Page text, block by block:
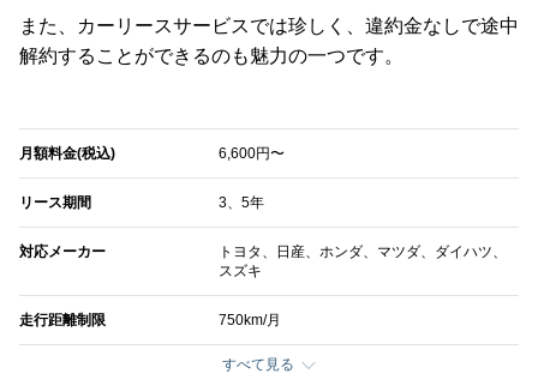
また、カーリースサービスでは珍しく、違約金なしで途中
解約することができるのも魅力の一つです。
月額料金(税込) 6,600円〜
リース期間 3、5年
対応メーカー
トヨタ、日産、ホンダ、マツダ、ダイハツ、
スズキ
走行距離制限 750km/月
すべて見る